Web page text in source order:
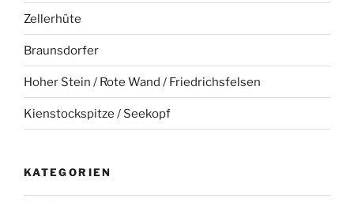
Zellerhüte
Braunsdorfer
Hoher Stein / Rote Wand / Friedrichsfelsen
Kienstockspitze / Seekopf
KATEGORIEN